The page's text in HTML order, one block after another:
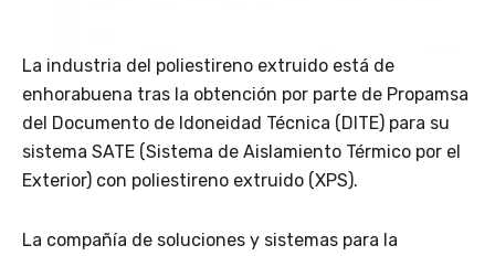
La industria del poliestireno extruido está de
enhorabuena tras la obtención por parte de Propamsa
del Documento de Idoneidad Técnica (DITE) para su
sistema SATE (Sistema de Aislamiento Térmico por el
Exterior) con poliestireno extruido (XPS).
La compañía de soluciones y sistemas para la